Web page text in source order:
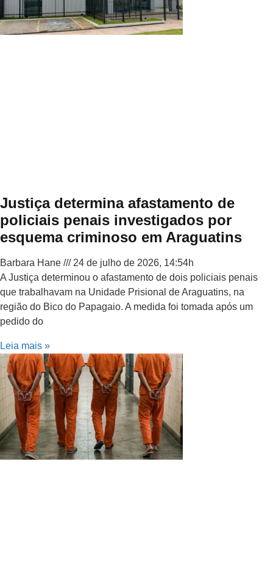
Justiça determina afastamento de
policiais penais investigados por
esquema criminoso em Araguatins
Barbara Hane
24 de julho de 2026, 14:54h
A Justiça determinou o afastamento de dois policiais penais
que trabalhavam na Unidade Prisional de Araguatins, na
região do Bico do Papagaio. A medida foi tomada após um
pedido do
Leia mais »